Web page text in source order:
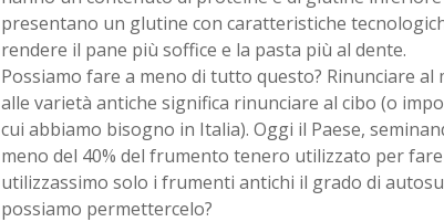
presentano un glutine con caratteristiche
rendere il pane più soffice e la pasta più al dente.
Possiamo fare a meno di tutto questo? Rinunciare
alle varietà antiche significa rinunciare al cibo (o
cui abbiamo bisogno in Italia). Oggi il Paese,
meno del 40% del frumento tenero utilizzato per fare
utilizzassimo solo i frumenti antichi il grado di
possiamo permettercelo?